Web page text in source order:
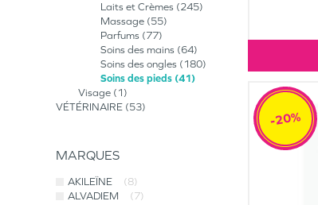
Laits et Crèmes
245
Massage 55
Parfums
77
Soins des mains 64
Soins des ongles
180
Soins des pieds 41
Visage
1
VÉTÉRINAIRE 53
MARQUES
AKILEÏNE
(8)
ALVADIEM
(7)
-20%